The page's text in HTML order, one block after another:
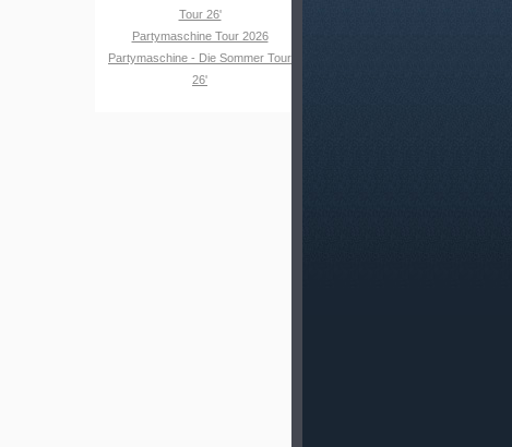
Tour 26'
Partymaschine Tour 2026
Partymaschine - Die Sommer Tour
26'